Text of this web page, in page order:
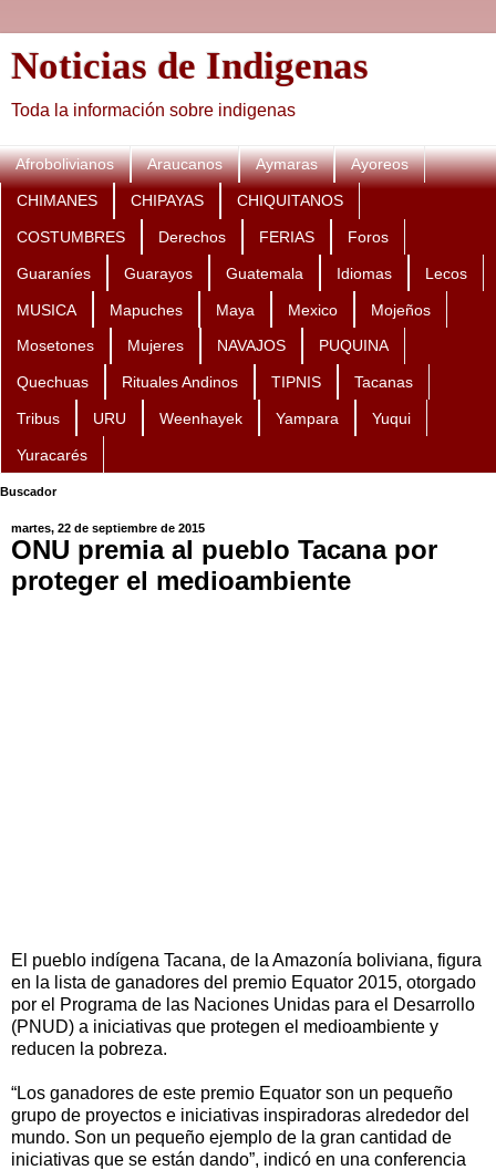
Noticias de Indigenas
Toda la información sobre indigenas
Afrobolivianos Araucanos Aymaras Ayoreos
CHIMANES CHIPAYAS CHIQUITANOS
COSTUMBRES Derechos FERIAS Foros
Guaraníes Guarayos Guatemala Idiomas Lecos
MUSICA Mapuches Maya Mexico Mojeños
Mosetones Mujeres NAVAJOS PUQUINA
Quechuas Rituales Andinos TIPNIS Tacanas
Tribus URU Weenhayek Yampara Yuqui
Yuracarés
Buscador
martes, 22 de septiembre de 2015
ONU premia al pueblo Tacana por
proteger el medioambiente
El pueblo indígena Tacana, de la Amazonía boliviana, figura
en la lista de ganadores del premio Equator 2015, otorgado
por el Programa de las Naciones Unidas para el Desarrollo
(PNUD) a iniciativas que protegen el medioambiente y
reducen la pobreza.
“Los ganadores de este premio Equator son un pequeño
grupo de proyectos e iniciativas inspiradoras alrededor del
mundo. Son un pequeño ejemplo de la gran cantidad de
iniciativas que se están dando”, indicó en una conferencia